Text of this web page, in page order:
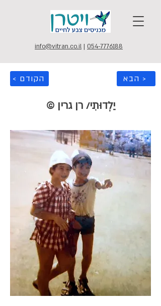
info@vitran.co.il | 054-7776188
< הקודם הבא >
יַלְדוּתִי/ רן גרין ©